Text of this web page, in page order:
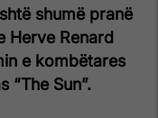
shumë pranë
Herve Renard
e kombëtares
“The Sun”.